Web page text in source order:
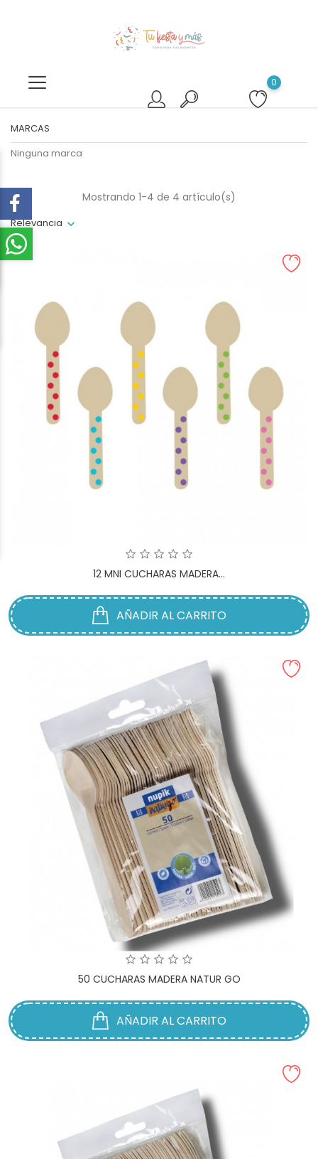
0
MARCAS
Ninguna marca
Relevancia
Mostrando 1-4 de 4 artículo(s)
12 MNI CUCHARAS MADERA...
AÑADIR AL CARRITO
50 CUCHARAS MADERA NATUR GO
AÑADIR AL CARRITO